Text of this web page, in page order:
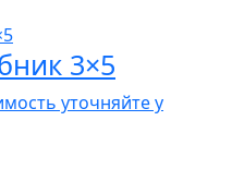
3×5
уточняйте у